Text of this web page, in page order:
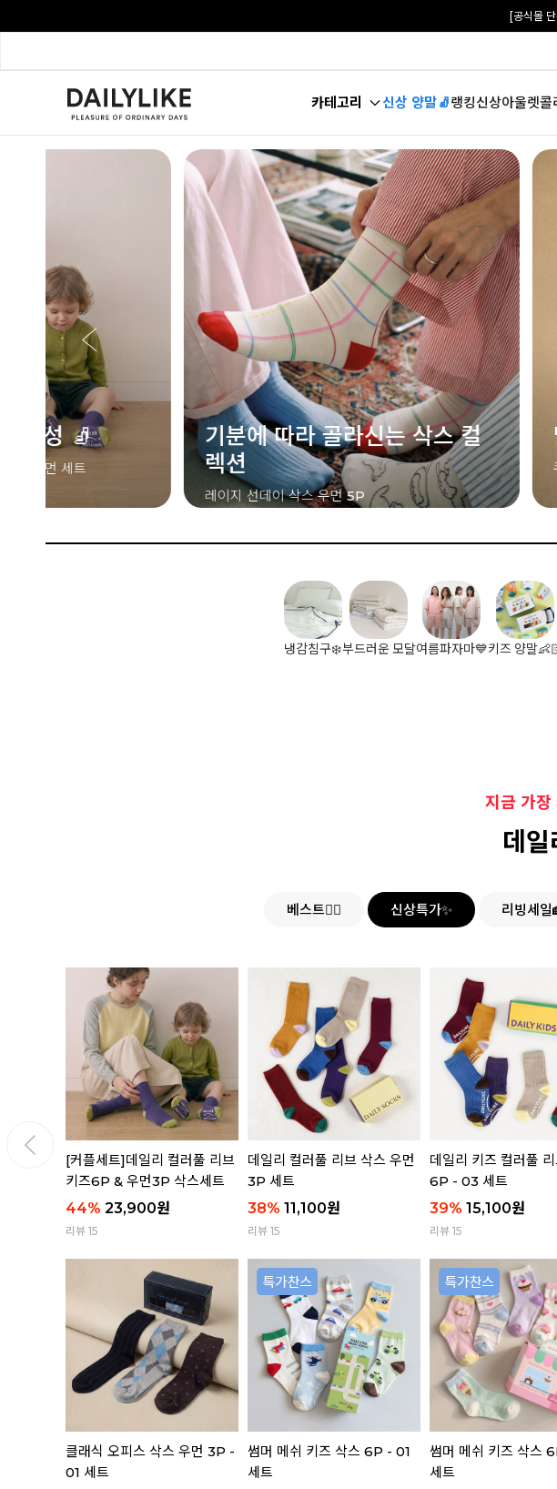
카카오
카테고리 신상 양말🧦랭킹신상아울렛콜
기분에 따라 골라신는 삭스 컬
렉션
레이지 선데이 삭스 우먼 5P
달콤한 컬러
쿠키 스트라이프 삭스
냉감침구❄️부드러운 모달여름파자마💙키즈 양말
지금 가장
데
베스트👍🏻 신상특가✨ 리빙세일
스 4P
[커플세트]데일리 컬러풀 리브
키즈6P & 우먼3P 삭스세트
44% 23,900원
리뷰 15
데일리 컬러풀 리브 삭스 우먼
3P 세트
38% 11,100원
리뷰 15
데일리 키즈 컬러풀
6P - 03 세트
39% 15,100원
리뷰 15
클래식 오피스 삭스 우먼 3P -
01 세트
썸머 메쉬 키즈 삭스 6P - 01
세트
썸머 메쉬 키즈 삭스
세트